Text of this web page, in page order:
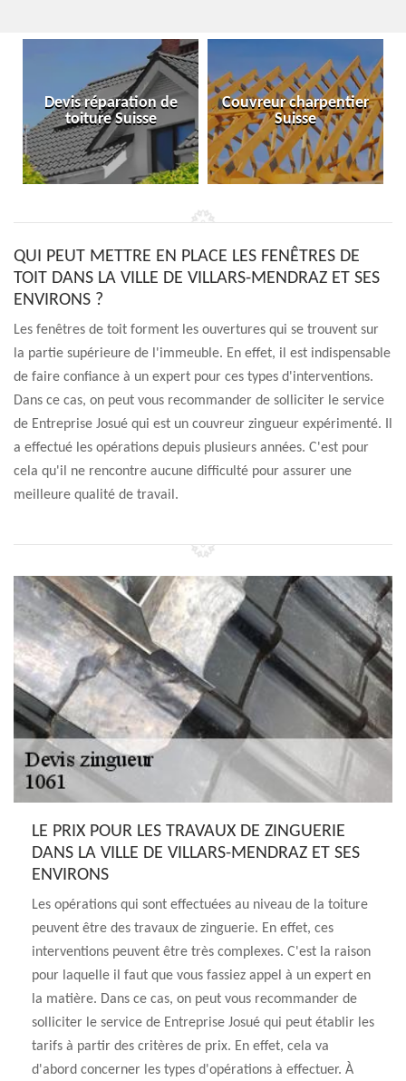
Devis réparation de
toiture Suisse
Couvreur charpentier
Suisse
QUI PEUT METTRE EN PLACE LES FENÊTRES DE
TOIT DANS LA VILLE DE VILLARS-MENDRAZ ET SES
ENVIRONS ?
Les fenêtres de toit forment les ouvertures qui se trouvent sur
la partie supérieure de l'immeuble. En effet, il est indispensable
de faire confiance à un expert pour ces types d'interventions.
Dans ce cas, on peut vous recommander de solliciter le service
de Entreprise Josué qui est un couvreur zingueur expérimenté. Il
a effectué les opérations depuis plusieurs années. C'est pour
cela qu'il ne rencontre aucune difficulté pour assurer une
meilleure qualité de travail.
LE PRIX POUR LES TRAVAUX DE ZINGUERIE
DANS LA VILLE DE VILLARS-MENDRAZ ET SES
ENVIRONS
Les opérations qui sont effectuées au niveau de la toiture
peuvent être des travaux de zinguerie. En effet, ces
interventions peuvent être très complexes. C'est la raison
pour laquelle il faut que vous fassiez appel à un expert en
la matière. Dans ce cas, on peut vous recommander de
solliciter le service de Entreprise Josué qui peut établir les
tarifs à partir des critères de prix. En effet, cela va
d'abord concerner les types d'opérations à effectuer. À